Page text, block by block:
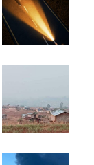
ၸုမ်းၶၢ